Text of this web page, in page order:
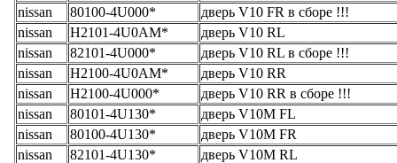
nissan
80100-4U000*
дверь V10 FR в сборе !!!
nissan
H2101-4U0AM*
дверь V10 RL
nissan
82101-4U000*
дверь V10 RL в сборе !!!
nissan
H2100-4U0AM*
дверь V10 RR
nissan
H2100-4U000*
дверь V10 RR в сборе !!!
nissan
80101-4U130*
дверь V10M FL
nissan
80100-4U130*
дверь V10M FR
nissan
82101-4U130*
дверь V10M RL